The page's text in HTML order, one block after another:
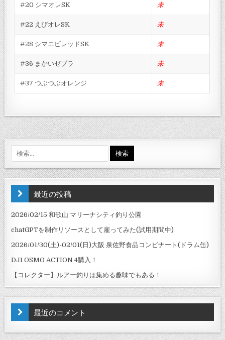
#20 シマオレSK 未
#22 えびオレSK 未
#28 シマエビレッドSK 未
#36 まかいゼブラ 未
#37 つぶつぶオレンジ 未
検索:
最近の投稿
2026/02/15 和歌山 マリーナシティ釣り公園
chatGPTを制作リソースとして雇ってみた(試用期間中)
2026/01/30(土)-02/01(日)大阪 泉佐野食品コンビナート(ドラム缶)
DJI OSMO ACTION 4購入！
【コレクター】ルアー釣りは集める趣味でもある！
最近のコメント